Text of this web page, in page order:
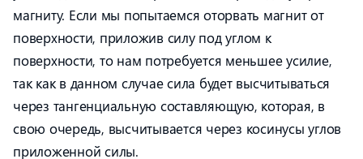
магниту. Если мы попытаемся оторвать магнит от
поверхности, приложив силу под углом к
поверхности, то нам потребуется меньшее усилие,
так как в данном случае сила будет высчитываться
через тангенциальную составляющую, которая, в
свою очередь, высчитывается через косинусы углов
приложенной силы.